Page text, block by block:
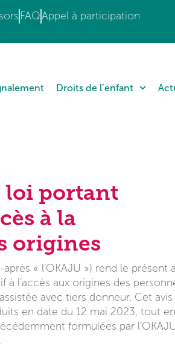
FAQAppel à participation
Droits de l’enfant
loi portant
à la
origines
« l’OKAJU ») rend le présent
l’accès aux origines des
avec tiers donneur. Cet
en date du 12 mai 2023, tout en
formulées par